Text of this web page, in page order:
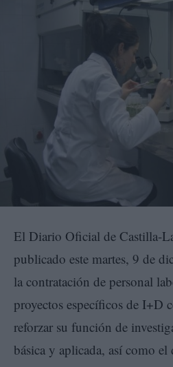
El Diario Oficial de Castilla-
publicado este martes, 9 de
la contratación de personal
proyectos específicos de I+D
reforzar su función de
básica y aplicada, así como